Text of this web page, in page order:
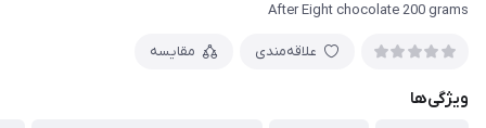
After Eight chocolate 200 grams
علاقه‌مندی مقایسه
ویژگی‌ها